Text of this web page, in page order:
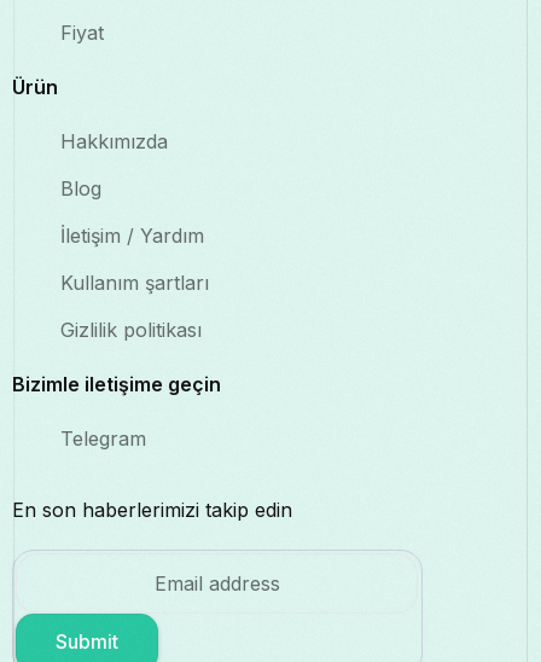
Fiyat
Ürün
Hakkımızda
Blog
İletişim / Yardım
Kullanım şartları
Gizlilik politikası
Bizimle iletişime geçin
Telegram
En son haberlerimizi takip edin
Submit